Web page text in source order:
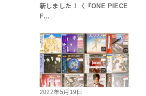
新しました！〈『ONE PIECE
F…
2022年5月19日